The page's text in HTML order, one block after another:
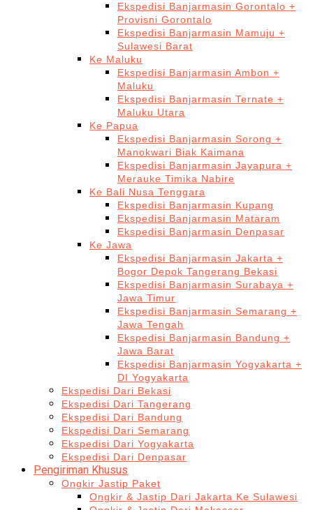
Ekspedisi Banjarmasin Gorontalo +
Provisni Gorontalo
Ekspedisi Banjarmasin Mamuju +
Sulawesi Barat
Ke Maluku
Ekspedisi Banjarmasin Ambon +
Maluku
Ekspedisi Banjarmasin Ternate +
Maluku Utara
Ke Papua
Ekspedisi Banjarmasin Sorong +
Manokwari Biak Kaimana
Ekspedisi Banjarmasin Jayapura +
Merauke Timika Nabire
Ke Bali Nusa Tenggara
Ekspedisi Banjarmasin Kupang
Ekspedisi Banjarmasin Mataram
Ekspedisi Banjarmasin Denpasar
Ke Jawa
Ekspedisi Banjarmasin Jakarta +
Bogor Depok Tangerang Bekasi
Ekspedisi Banjarmasin Surabaya +
Jawa Timur
Ekspedisi Banjarmasin Semarang +
Jawa Tengah
Ekspedisi Banjarmasin Bandung +
Jawa Barat
Ekspedisi Banjarmasin Yogyakarta +
DI Yogyakarta
Ekspedisi Dari Bekasi
Ekspedisi Dari Tangerang
Ekspedisi Dari Bandung
Ekspedisi Dari Semarang
Ekspedisi Dari Yogyakarta
Ekspedisi Dari Denpasar
Pengiriman Khusus
Ongkir Jastip Paket
Ongkir & Jastip Dari Jakarta Ke Sulawesi